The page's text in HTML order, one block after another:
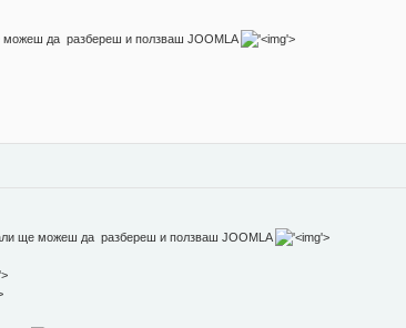
можеш да разбереш и ползваш JOOMLA '>
ще можеш да разбереш и ползваш JOOMLA
'>